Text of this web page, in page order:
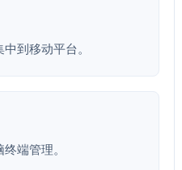
到移动平台。
端管理。